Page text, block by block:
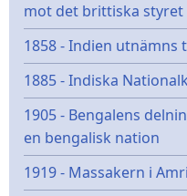
mot det brittiska styret
1858 - Indien
1885 - Indiska
1905 - Bengalens
en bengalisk nation
1919 - Massakern i